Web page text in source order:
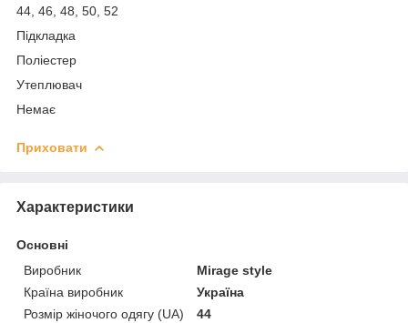
44, 46, 48, 50, 52
Підкладка
Поліестер
Утеплювач
Немає
Приховати
Характеристики
Основні
Виробник
Mirage style
Країна виробник
Україна
Розмір жіночого одягу (UA)
44